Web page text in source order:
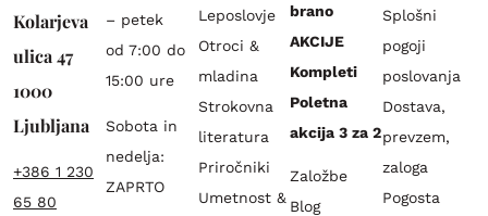
Kolarjeva
ulica 47
1000
Ljubljana
+386 1 230
65 80
– petek
od 7:00 do
15:00 ure
Sobota in
nedelja:
ZAPRTO
Leposlovje
Otroci &
mladina
Strokovna
literatura
Priročniki
Umetnost &
brano
AKCIJE
Kompleti
Poletna
akcija 3 za 2
Založbe
Blog
Splošni
pogoji
poslovanja
Dostava,
prevzem,
zaloga
Pogosta